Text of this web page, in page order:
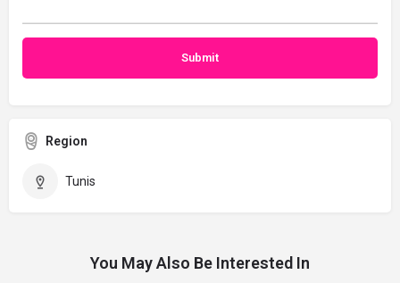
Region
Tunis
You May Also Be Interested In